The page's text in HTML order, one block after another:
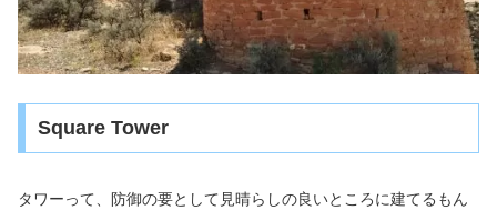
Square Tower
タワーって、防御の要として見晴らしの良いところに建てるもん